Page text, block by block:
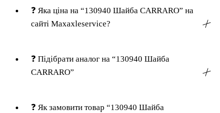
❓ Яка ціна на “130940 Шайба CARRARO” на
сайті Maxaxleservice?
╳
❓ Підібрати аналог на “130940 Шайба
CARRARO”
╳
❓ Як замовити товар “130940 Шайба